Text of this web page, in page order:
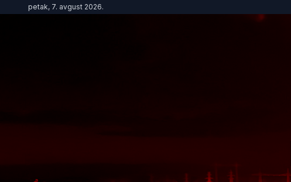
petak, 7. avgust 2026.